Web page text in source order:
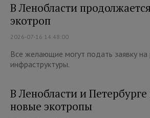
В Ленобласти
экотроп
2026-07-16 14:48:00
Все желающие могут подать заявку
инфраструктуры.
В Ленобласти и Петербурге
новые экотропы